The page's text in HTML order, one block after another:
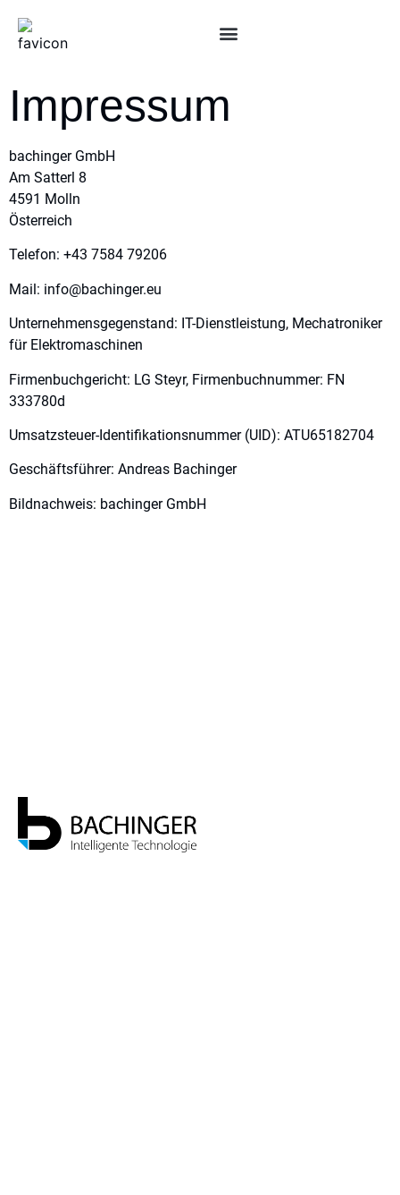
Impressum
bachinger GmbH
Am Satterl 8
4591 Molln
Österreich
Telefon: +43 7584 79206
Mail: info@bachinger.eu
Unternehmensgegenstand: IT-Dienstleistung, Mechatroniker
für Elektromaschinen
Firmenbuchgericht: LG Steyr, Firmenbuchnummer: FN
333780d
Umsatzsteuer-Identifikationsnummer (UID): ATU65182704
Geschäftsführer: Andreas Bachinger
Bildnachweis: bachinger GmbH